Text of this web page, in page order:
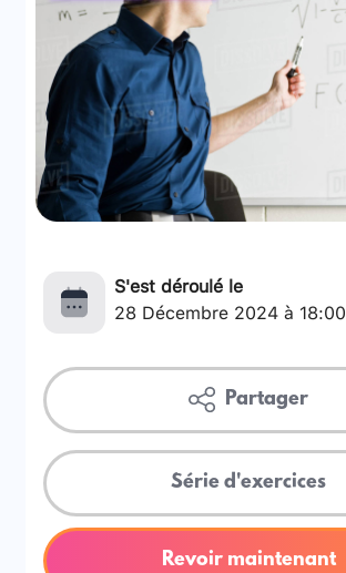
S'est déroulé le
28 Décembre 2024 à 18:00
Partager
Série d'exercices
Revoir maintenant